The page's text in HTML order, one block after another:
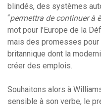
blindés, des systèmes
“permettra de continuer à
mot pour l’Europe de la
mais des promesses pour
britannique dont la
créer des emplois.
Souhaitons alors à
sensible à son verbe, le